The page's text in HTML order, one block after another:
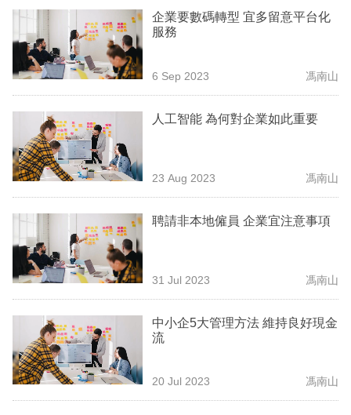
企業要數碼轉型 宜多留意平台化
服務
6 Sep 2023 馮南山
人工智能 為何對企業如此重要
23 Aug 2023 馮南山
聘請非本地僱員 企業宜注意事項
31 Jul 2023 馮南山
中小企5大管理方法 維持良好現金
流
20 Jul 2023 馮南山